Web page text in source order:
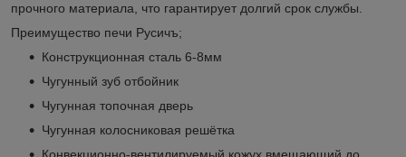
прочного материала, что гарантирует долгий срок службы.
Преимущество печи Русичъ;
Конструкционная сталь 6-8мм
Чугунный зуб отбойник
Чугунная топочная дверь
Чугунная колосниковая решётка